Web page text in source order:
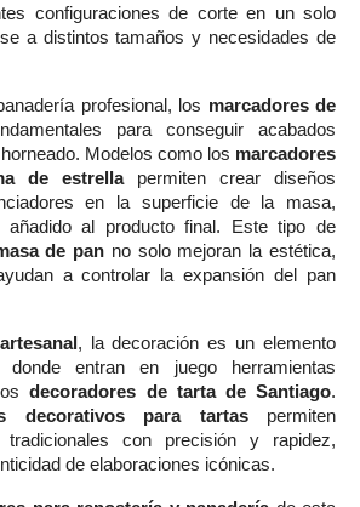
configuraciones de corte en un solo
a distintos tamaños y necesidades de
profesional, los marcadores de
para conseguir acabados
Modelos como los marcadores
de estrellapermiten crear diseños
en la superficie de la masa,
añadido al producto final. Este tipo de
de pan no solo mejoran la estética,
a controlar la expansión del pan
, la decoración es un elemento
entran en juego herramientas
decoradores de tarta de Santiago.
decorativos para tartaspermiten
tradicionales con precisión y rapidez,
de elaboraciones icónicas.